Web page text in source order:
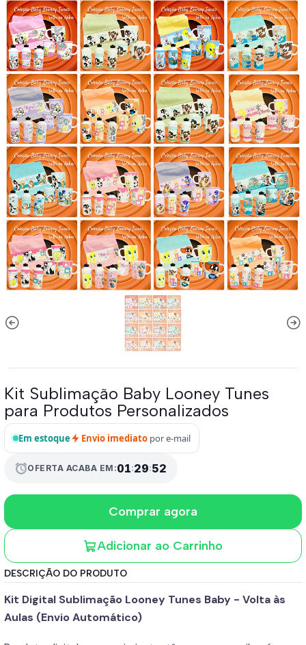
Kit Sublimação Baby Looney Tunes
para Produtos Personalizados
Em estoque Envio imediato por e-mail
alarmOFERTA ACABA EM:01:29:51
Adicionar ao Carrinho
Comprar agora
DESCRIÇÃO DO PRODUTO
Kit Digital Sublimação Looney Tunes Baby - Volta às
Aulas (Envio Automático)